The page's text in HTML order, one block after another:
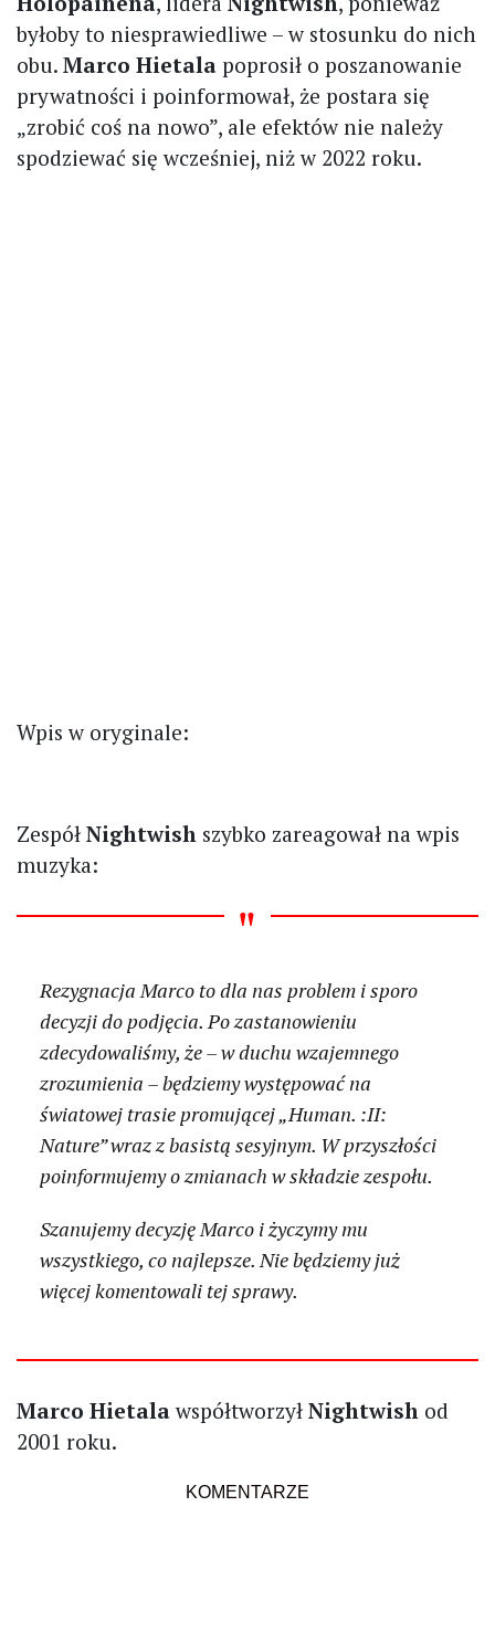
byłoby to niesprawiedliwe – w stosunku do nich
obu. Marco Hietala poprosił o poszanowanie
prywatności i poinformował, że postara się
„zrobić coś na nowo”, ale efektów nie należy
spodziewać się wcześniej, niż w 2022 roku.
Wpis w oryginale:
Zespół Nightwish szybko zareagował na wpis
muzyka:
Rezygnacja Marco to dla nas problem i sporo
decyzji do podjęcia. Po zastanowieniu
zdecydowaliśmy, że – w duchu wzajemnego
zrozumienia – będziemy występować na
światowej trasie promującej „Human. :II:
Nature” wraz z basistą sesyjnym. W przyszłości
poinformujemy o zmianach w składzie zespołu.
Szanujemy decyzję Marco i życzymy mu
wszystkiego, co najlepsze. Nie będziemy już
więcej komentowali tej sprawy.
Marco Hietalawspółtworzył Nightwish od
2001 roku.
KOMENTARZE